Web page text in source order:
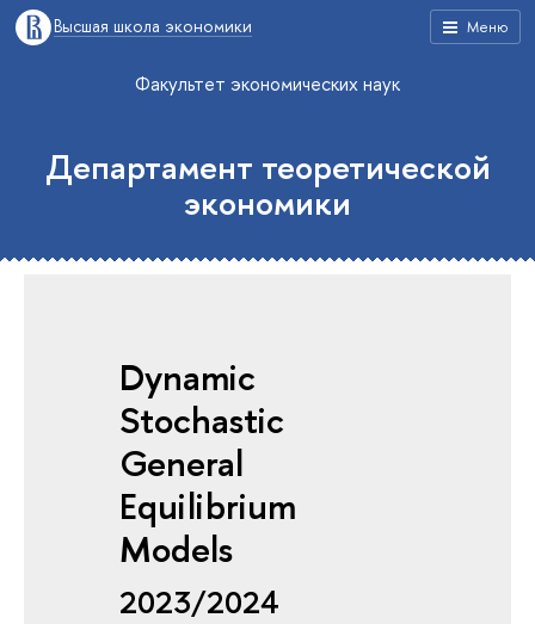
Меню
Высшая школа экономики
Факультет экономических наук
Департамент теоретической
экономики
Dynamic
Stochastic
General
Equilibrium
Models
2023/2024